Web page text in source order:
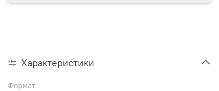
Характеристики
Формат